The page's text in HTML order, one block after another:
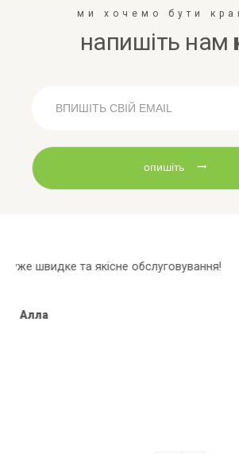
ми хочемо бути
напишіть нам
опишіть
Широкий